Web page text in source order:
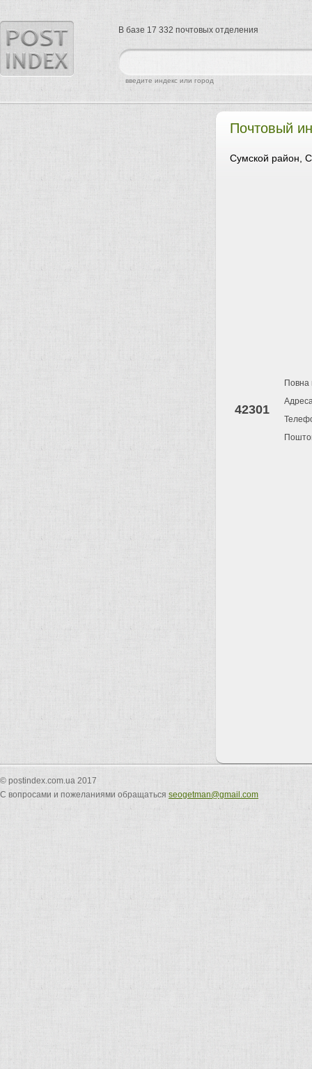
Почтовый
Сумской район,
42301
Повна
найти
введите индекс или город
В базе 17 332 почтовых отделения
© postindex.com.ua 2017
С вопросами и пожеланиями обращаться seogetman@gmail.com